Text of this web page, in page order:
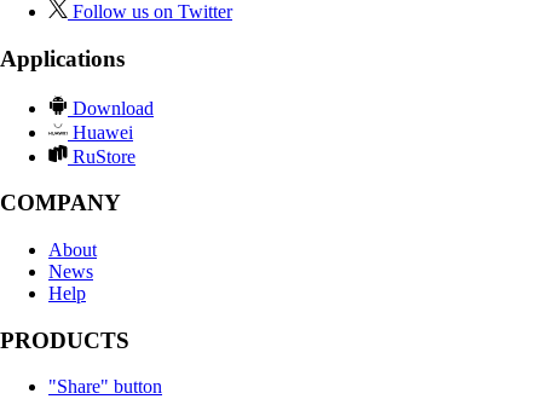
Follow us on Twitter
Applications
Download
Huawei
RuStore
COMPANY
About
News
Help
PRODUCTS
"Share" button